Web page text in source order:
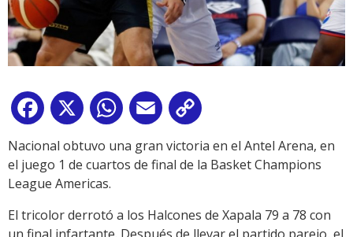
Facebook
X WhatsApp
Email
Link
Nacional obtuvo una gran victoria en el Antel Arena, en
el juego 1 de cuartos de final de la Basket Champions
League Americas.
El tricolor derrotó a los Halcones de Xapala 79 a 78 con